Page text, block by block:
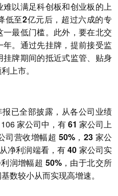
以满足科创板和创业板的上
低至2亿元后，超过六成的专
一最低门槛。此外，要在北交
。通过先挂牌，提前接受监
挂牌期间的抵近式监管、贴身
上市。
已全部披露，从各公司业绩
家公司中， 有 61 家公司上
司营收增幅超 50%， 23 家公
净利润端看，有40 家公司实
润增幅超 50%，由于北交所
数较小从而实现高增速。